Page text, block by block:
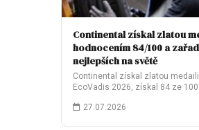
Continental získal zlatou
hodnocením 84/100 a
nejlepších na světě
Continental získal zlatou
EcoVadis 2026, získal 84 ze
27.07.2026